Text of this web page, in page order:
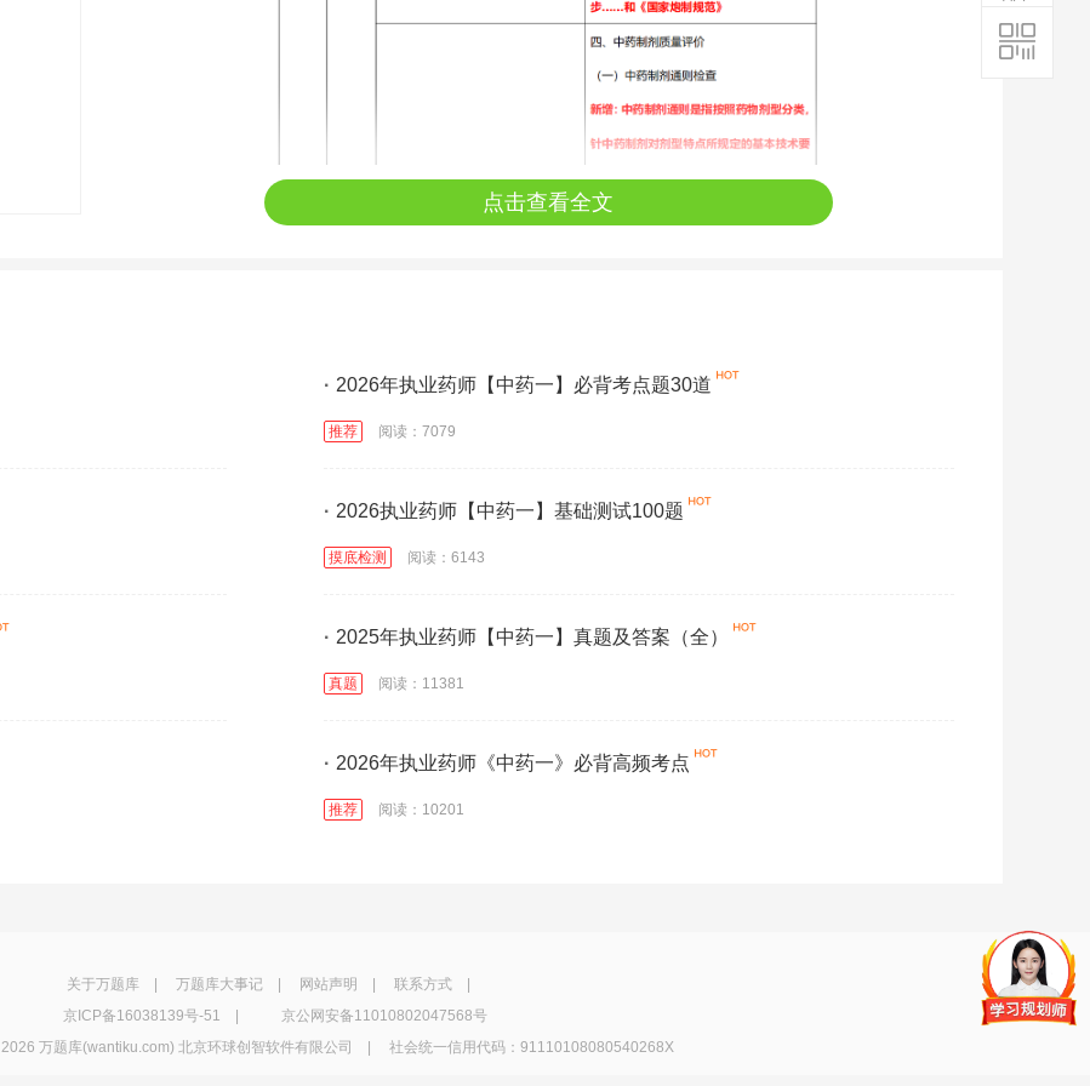
点击查看全文
· 2026年执业药师【中药一】必背考点题30道
推荐 阅读：7079
· 2026执业药师【中药一】基础测试100题
摸底检测 阅读：6143
· 2025年执业药师【中药一】真题及答案（全）
真题 阅读：11381
· 2026年执业药师《中药一》必背高频考点
推荐 阅读：10201
关于万题库| 万题库大事记| 网站声明 联系方式|
京ICP备16038139号-51
京公网安备11010802047568号
2026 万题库(wantiku.com) 北京环球创智软件有限公司 | 社会统一信用代码：91110108080540268X